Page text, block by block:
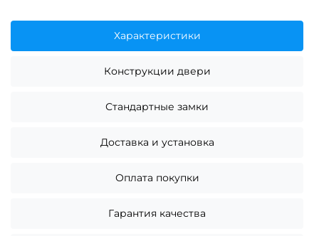
Характеристики
Конструкции двери
Стандартные замки
Доставка и установка
Оплата покупки
Гарантия качества